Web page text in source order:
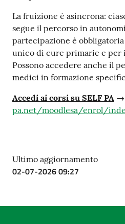
La fruizione è asincrona:
segue il percorso in
partecipazione è
unico di cure primarie e per
Possono accedere anche il
medici in formazione
Accedi ai corsi su SELF PA →
pa.net/moodlesa/enrol/
Ultimo aggiornamento
02-07-2026 09:27